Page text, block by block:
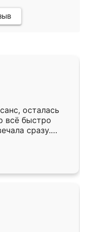
осталась
всё быстро
сразу.
подошёл к
Собрали
даже